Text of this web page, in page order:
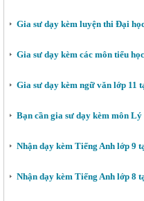
Gia sư dạy kèm luyện thi Đại
Gia sư dạy kèm các môn tiểu
Gia sư dạy kèm ngữ văn lớp 11
Bạn cần gia sư dạy kèm môn
Nhận dạy kèm Tiếng Anh lớp 9
Nhận dạy kèm Tiếng Anh lớp 8